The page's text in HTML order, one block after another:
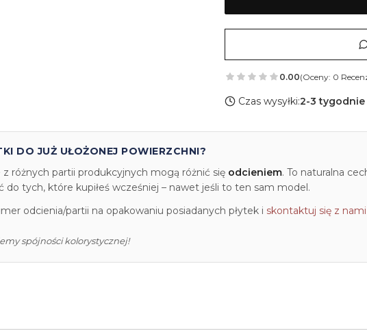
0.00(Oceny: 0
Czas wysyłki:2-3 tygodnie
DO JUŻ UŁOŻONEJ POWIERZCHNI?
z różnych partii produkcyjnych mogą różnić się odcieniem. To naturalna
do tych, które kupiłeś wcześniej – nawet jeśli to ten sam model.
odcienia/partii na opakowaniu posiadanych płytek i skontaktuj się z nami
spójności kolorystycznej!